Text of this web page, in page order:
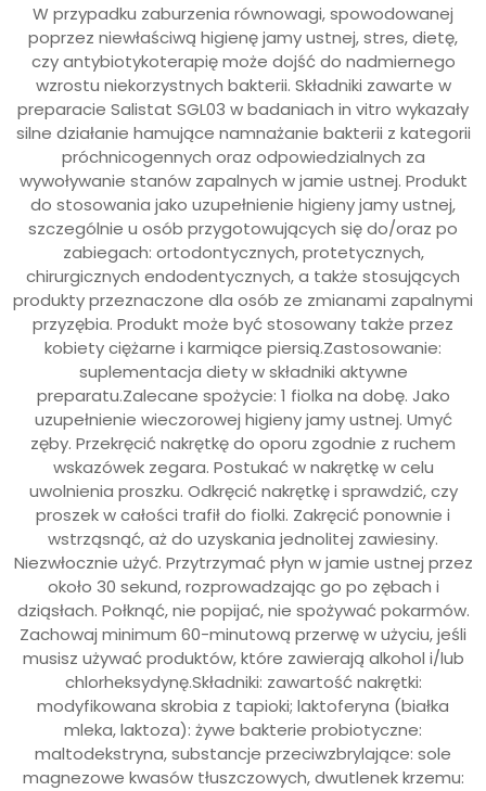
W przypadku zaburzenia równowagi, spowodowanej
poprzez niewłaściwą higienę jamy ustnej, stres, dietę,
czy antybiotykoterapię może dojść do nadmiernego
wzrostu niekorzystnych bakterii. Składniki zawarte w
preparacie Salistat SGL03 w badaniach in vitro wykazały
silne działanie hamujące namnażanie bakterii z kategorii
próchnicogennych oraz odpowiedzialnych za
wywoływanie stanów zapalnych w jamie ustnej. Produkt
do stosowania jako uzupełnienie higieny jamy ustnej,
szczególnie u osób przygotowujących się do/oraz po
zabiegach: ortodontycznych, protetycznych,
chirurgicznych endodentycznych, a także stosujących
produkty przeznaczone dla osób ze zmianami zapalnymi
przyzębia. Produkt może być stosowany także przez
kobiety ciężarne i karmiące piersią.Zastosowanie:
suplementacja diety w składniki aktywne
preparatu.Zalecane spożycie: 1 fiolka na dobę. Jako
uzupełnienie wieczorowej higieny jamy ustnej. Umyć
zęby. Przekręcić nakrętkę do oporu zgodnie z ruchem
wskazówek zegara. Postukać w nakrętkę w celu
uwolnienia proszku. Odkręcić nakrętkę i sprawdzić, czy
proszek w całości trafił do fiolki. Zakręcić ponownie i
wstrząsnąć, aż do uzyskania jednolitej zawiesiny.
Niezwłocznie użyć. Przytrzymać płyn w jamie ustnej przez
około 30 sekund, rozprowadzając go po zębach i
dziąsłach. Połknąć, nie popijać, nie spożywać pokarmów.
Zachowaj minimum 60-minutową przerwę w użyciu, jeśli
musisz używać produktów, które zawierają alkohol i/lub
chlorheksydynę.Składniki: zawartość nakrętki:
modyfikowana skrobia z tapioki; laktoferyna (białka
mleka, laktoza): żywe bakterie probiotyczne:
maltodekstryna, substancje przeciwzbrylające: sole
magnezowe kwasów tłuszczowych, dwutlenek krzemu: